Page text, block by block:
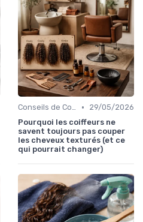
Conseils de Coiffage •
29/05/2026
Pourquoi les coiffeurs ne
savent toujours pas couper
les cheveux texturés (et ce
qui pourrait changer)